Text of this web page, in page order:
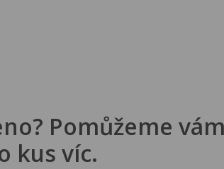
Pomůžeme vám
kus víc.